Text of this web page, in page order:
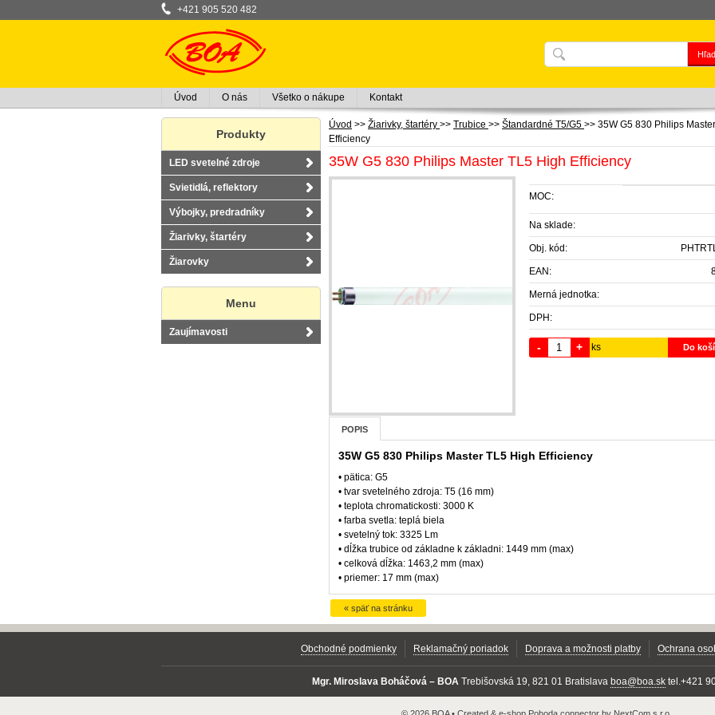
+421 905 520 482
Úvod >> Žiarivky, štartéry >> Trubice >> Štandardné T5/G5 >> 35W G5 830 Philips
Efficiency
35W G5 830 Philips Master TL5 High Efficiency
MOC:
Na sklade:
Obj. kód:
EAN:
Merná jednotka:
DPH:
Do
- + ks
POPIS
35W G5 830 Philips Master TL5 High Efficiency
• pätica: G5
• tvar svetelného zdroja: T5 (16 mm)
• teplota chromatickosti: 3000 K
• farba svetla: teplá biela
• svetelný tok: 3325 Lm
• dĺžka trubice od základne k základni: 1449 mm (max)
• celková dĺžka: 1463,2 mm (max)
• priemer: 17 mm (max)
« späť na stránku
Produkty
LED svetelné zdroje
Svietidlá, reflektory
Výbojky, predradníky
Žiarivky, štartéry
Žiarovky
Menu
Zaujímavosti
Úvod O nás Všetko o nákupe Kontakt
Obchodné podmienky Reklamačný poriadok Doprava a možnosti platby Ochrana
Mgr. Miroslava Boháčová – BOA Trebišovská 19, 821 01 Bratislava boa@boa.sk tel.+421